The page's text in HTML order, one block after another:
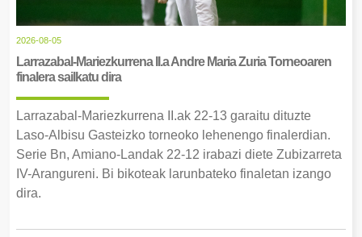
2026-08-05
Larrazabal-Mariezkurrena II.a Andre Maria Zuria Torneoaren
finalera sailkatu dira
Larrazabal-Mariezkurrena II.ak 22-13 garaitu dituzte
Laso-Albisu Gasteizko torneoko lehenengo finalerdian.
Serie Bn, Amiano-Landak 22-12 irabazi diete Zubizarreta
IV-Arangureni. Bi bikoteak larunbateko finaletan izango
dira.